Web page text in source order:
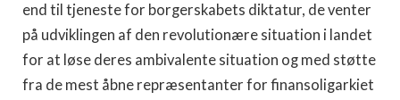
end til tjeneste for borgerskabets diktatur, de venter
på udviklingen af den revolutionære situation i landet
for at løse deres ambivalente situation og med støtte
fra de mest åbne repræsentanter for finansoligarkiet